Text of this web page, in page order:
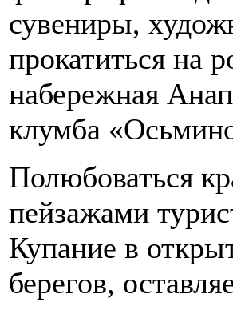
сувениры,
прокатиться на
набережная
клумба
Полюбоваться
пейзажами
Купание в
берегов,